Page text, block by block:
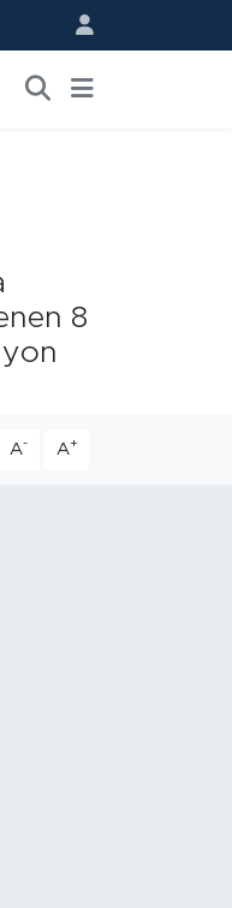
8
A- A+